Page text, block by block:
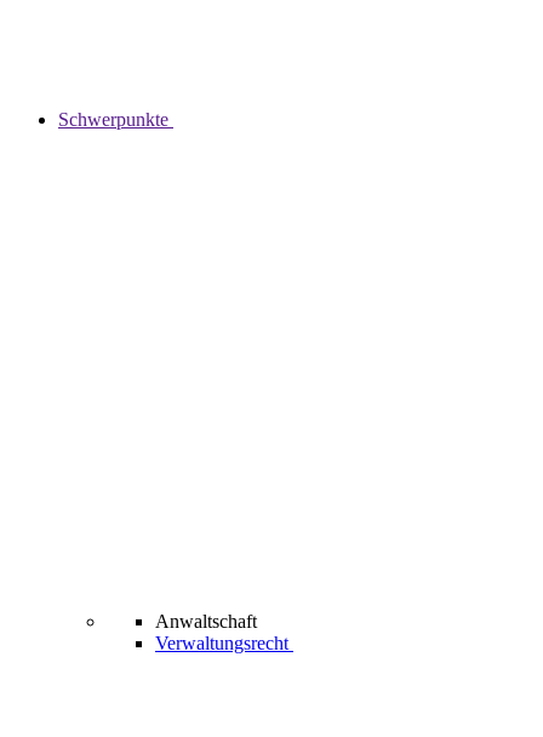
Schwerpunkte
Anwaltschaft
Verwaltungsrecht